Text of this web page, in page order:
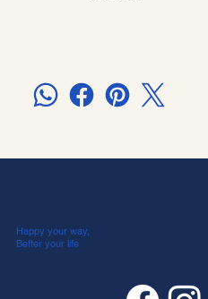
Happy your way,
Better your life